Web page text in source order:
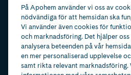
På Apohem använder vi oss av
nödvändiga för att hemsidan ska
Vi använder även cookies för
och marknadsföring. Det hjälper
analysera beteenden på vår
en mer personaliserad upplevelse
samt rikta relevant marknadsföring.